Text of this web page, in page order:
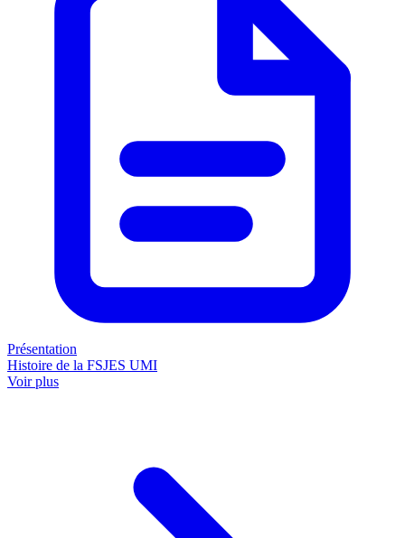
Présentation
Histoire de la FSJES UMI
Voir plus